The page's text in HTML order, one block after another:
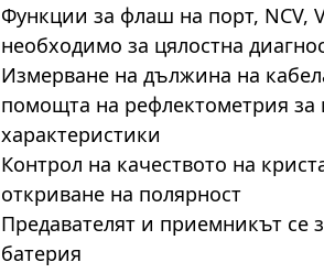
Функции за флаш на порт, NCV,
необходимо за цялостна
Измерване на дължина на
помощта на рефлектометрия за
характеристики
Контрол на качеството на
откриване на полярност
Предавателят и приемникът се
батерия